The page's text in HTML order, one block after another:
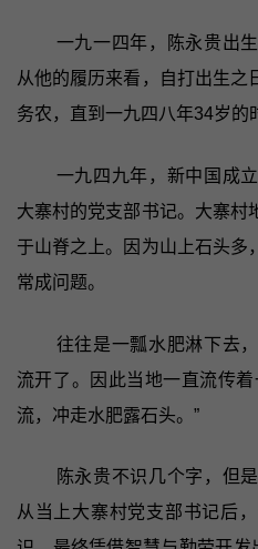
一九一四年，陈永贵出
从他的履历来看，自打出生之
务农，直到一九四八年34岁的
一九四九年，新中国成
大寨村的党支部书记。大寨村
于山脊之上。因为山上石头多
常成问题。
往往是一瓢水肥淋下去
流开了。因此当地一直流传
流，冲走水肥露石头。”
陈永贵不识几个字，但
从当上大寨村党支部书记后